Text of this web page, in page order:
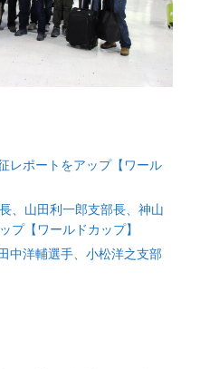
ポートをアップ【ワール
、山田利一郎支部長、神山
プ【ワールドカップ】
洋輔選手、小松洋之支部